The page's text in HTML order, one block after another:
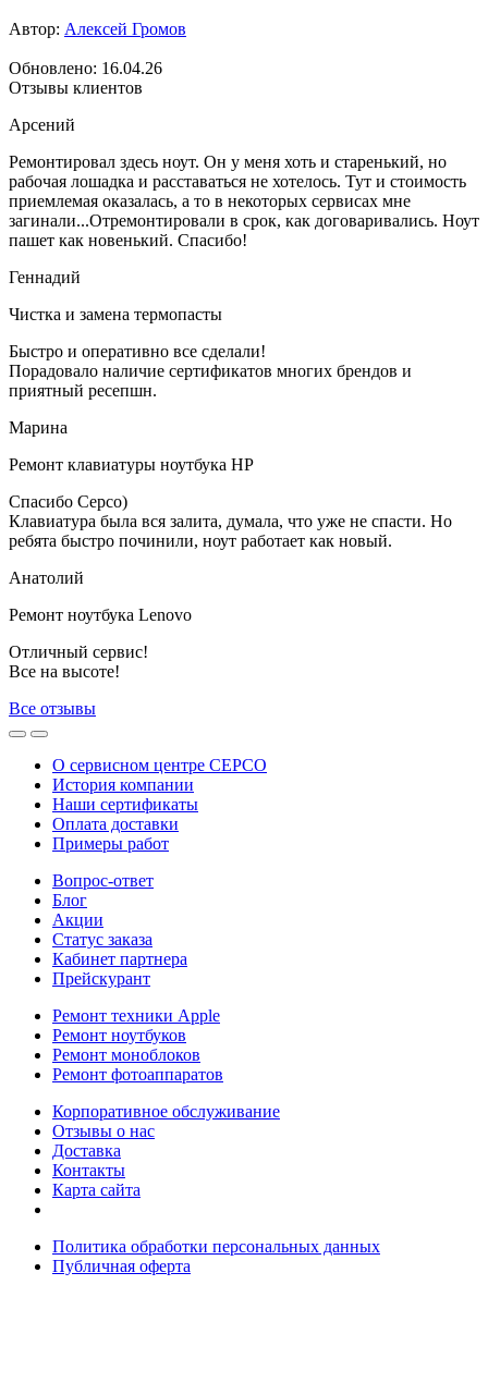
Автор: Алексей Громов
Обновлено: 16.04.26
Отзывы клиентов
Арсений
Ремонтировал здесь ноут. Он у меня хоть и старенький, но
рабочая лошадка и расставаться не хотелось. Тут и стоимость
приемлемая оказалась, а то в некоторых сервисах мне
загинали...Отремонтировали в срок, как договаривались. Ноут
пашет как новенький. Спасибо!
Геннадий
Чистка и замена термопасты
Быстро и оперативно все сделали!
Порадовало наличие сертификатов многих брендов и
приятный ресепшн.
Марина
Ремонт клавиатуры ноутбука HP
Спасибо Серсо)
Клавиатура была вся залита, думала, что уже не спасти. Но
ребята быстро починили, ноут работает как новый.
Анатолий
Ремонт ноутбука Lenovo
Отличный сервис!
Все на высоте!
Все отзывы
О сервисном центре СЕРСО
История компании
Наши сертификаты
Оплата доставки
Примеры работ
Вопрос-ответ
Блог
Акции
Статус заказа
Кабинет партнера
Прейскурант
Ремонт техники Apple
Ремонт ноутбуков
Ремонт моноблоков
Ремонт фотоаппаратов
Корпоративное обслуживание
Отзывы о нас
Доставка
Контакты
Карта сайта
Политика обработки персональных данных
Публичная оферта